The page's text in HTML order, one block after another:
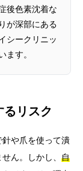
後色素沈着な
が深部にある
シークリニッ
ます。
るリスク
や爪を使って潰
ん。しかし、 自